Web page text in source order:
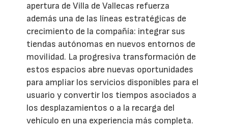
apertura de Villa de Vallecas refuerza
además una de las líneas estratégicas de
crecimiento de la compañía: integrar sus
tiendas autónomas en nuevos entornos de
movilidad. La progresiva transformación de
estos espacios abre nuevas oportunidades
para ampliar los servicios disponibles para el
usuario y convertir los tiempos asociados a
los desplazamientos o a la recarga del
vehículo en una experiencia más completa.